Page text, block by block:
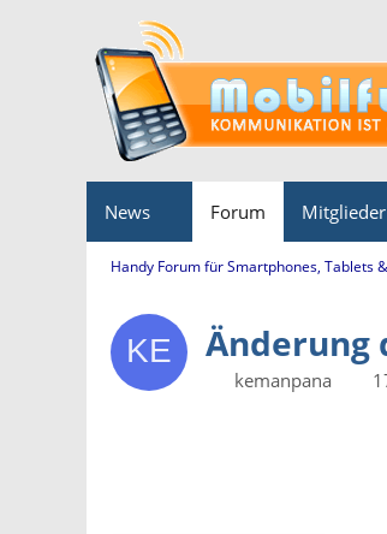
News Forum Mitglieder
Handy Forum für Smartphones, Tablets
Änderung
kemanpana